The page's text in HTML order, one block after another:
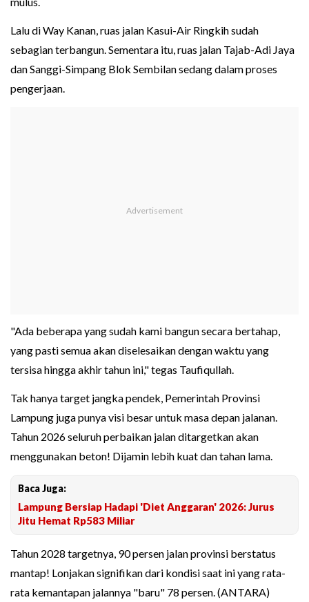
Lalu di Way Kanan, ruas jalan Kasui-Air Ringkih sudah
sebagian terbangun. Sementara itu, ruas jalan Tajab-Adi Jaya
dan Sanggi-Simpang Blok Sembilan sedang dalam proses
pengerjaan.
"Ada beberapa yang sudah kami bangun secara bertahap,
yang pasti semua akan diselesaikan dengan waktu yang
tersisa hingga akhir tahun ini," tegas Taufiqullah.
Tak hanya target jangka pendek, Pemerintah Provinsi
Lampung juga punya visi besar untuk masa depan jalanan.
Tahun 2026 seluruh perbaikan jalan ditargetkan akan
menggunakan beton! Dijamin lebih kuat dan tahan lama.
Baca Juga:
Lampung Bersiap Hadapi 'Diet Anggaran' 2026: Jurus
Jitu Hemat Rp583 Miliar
Tahun 2028 targetnya, 90 persen jalan provinsi berstatus
mantap! Lonjakan signifikan dari kondisi saat ini yang rata-
rata kemantapan jalannya "baru" 78 persen. (ANTARA)